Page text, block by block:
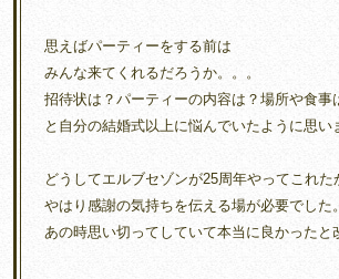
思えばパーティーをする前は
みんな来てくれるだろうか。。。
招待状は？パーティーの内容は？場所や食事
と自分の結婚式以上に悩んでいたように思い
どうしてエルブセゾンが25周年やってこれた
やはり感謝の気持ちを伝える場が必要でした。
あの時思い切ってしていて本当に良かったと